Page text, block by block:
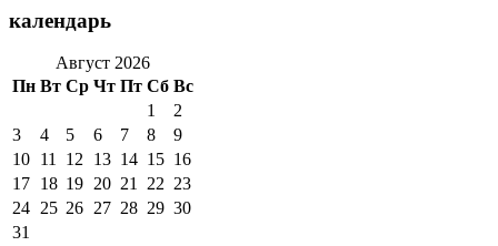
календарь
Август 2026
Пн Вт Ср Чт Пт Сб Вс
1
2
3
4 5 6 7 8
9
10 11 12 13 14 15 16
17 18 19 20 21 22 23
24 25 26 27 28 29 30
31